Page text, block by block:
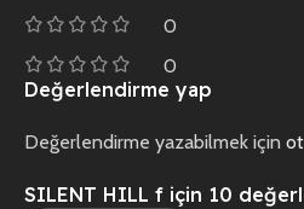
0
0
SILENT HILL f için 10
Değerlendirme yap
Değerlendirme yazabilmek için